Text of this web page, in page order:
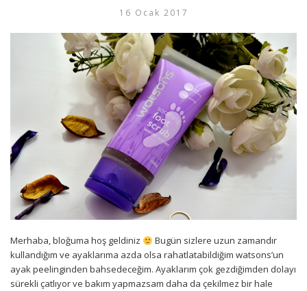
16 Ocak 2017
Merhaba, bloğuma hoş geldiniz
Bugün sizlere uzun zamandır
kullandığım ve ayaklarıma azda olsa rahatlatabildiğim watsons’un
ayak peelinginden bahsedeceğim. Ayaklarım çok gezdiğimden dolayı
sürekli çatlıyor ve bakım yapmazsam daha da çekilmez bir hale